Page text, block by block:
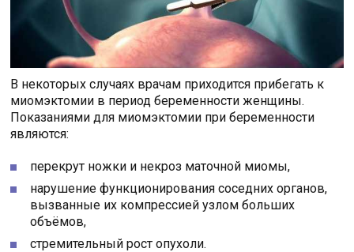
В некоторых случаях врачам приходится прибегать к
миомэктомии в период беременности женщины.
Показаниями для миомэктомии при беременности
являются:
перекрут ножки и некроз маточной миомы,
нарушение функционирования соседних органов,
вызванные их компрессией узлом больших
объёмов,
стремительный рост опухоли.